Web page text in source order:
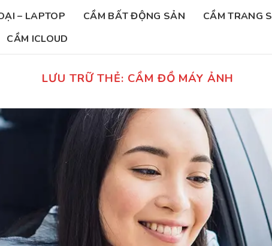
– LAPTOP CẦM BẤT ĐỘNG SẢN
CẦM TRANG
CẦM ICLOUD
LƯU TRỮ THẺ: CẦM ĐỒ MÁY ẢNH